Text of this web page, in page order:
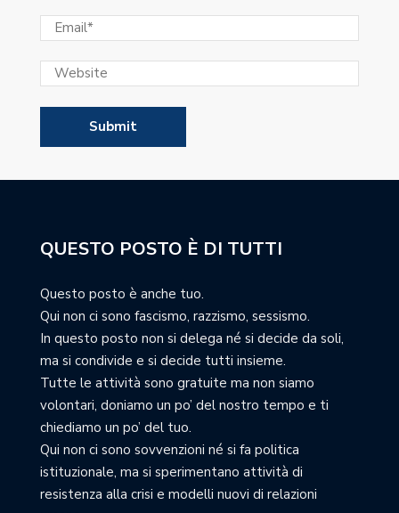
QUESTO POSTO È DI TUTTI
Questo posto è anche tuo.
Qui non ci sono fascismo, razzismo, sessismo.
In questo posto non si delega né si decide da soli,
ma si condivide e si decide tutti insieme.
Tutte le attività sono gratuite ma non siamo
volontari, doniamo un po’ del nostro tempo e ti
chiediamo un po’ del tuo.
Qui non ci sono sovvenzioni né si fa politica
istituzionale, ma si sperimentano attività di
resistenza alla crisi e modelli nuovi di relazioni